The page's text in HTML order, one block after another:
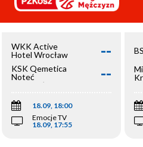
WKK Active
Hotel Wrocław
--
KSK Qemetica
Noteć
Inowrocław
--
18.09, 18:00
Emocje TV
18.09, 17:55